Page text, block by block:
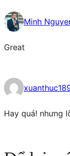
Minh
Great
Hay quá! nhưng